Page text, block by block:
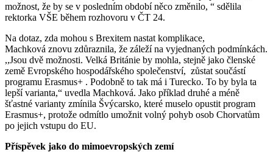
možnost, že by se v posledním období něco změnilo, “ sdělila
rektorka VŠE během rozhovoru v ČT 24.
Na dotaz, zda mohou s Brexitem nastat komplikace,
Machková znovu zdůraznila, že záleží na vyjednaných podmínkách.
,,Jsou dvě možnosti. Velká Británie by mohla, stejně jako členské
země Evropského hospodářského společenství, zůstat součástí
programu Erasmus+ . Podobně to tak má i Turecko. To by byla ta
lepší varianta,“ uvedla Machková. Jako příklad druhé a méně
šťastné varianty zmínila Švýcarsko, které muselo opustit program
Erasmus+, protože odmítlo umožnit volný pohyb osob Chorvatům
po jejich vstupu do EU.
Příspěvek jako do mimoevropských zemí